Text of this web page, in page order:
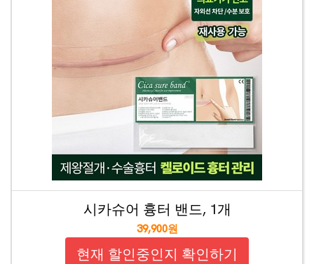
시카슈어 흉터 밴드, 1개
39,900원
현재 할인중인지 확인하기